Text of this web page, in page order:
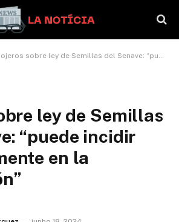
sobre ley de Semillas del Senave: “puede incidir negativamente en la producción”
ley de Semillas
“puede incidir
en la